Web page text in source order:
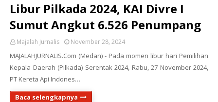
Libur Pilkada 2024, KAI Divre I
Sumut Angkut 6.526 Penumpang
Majalah Jurnalis November 28, 2024
MAJALAHJURNALIS.Com (Medan) - Pada momen libur hari Pemilihan
Kepala Daerah (Pilkada) Serentak 2024, Rabu, 27 November 2024,
PT Kereta Api Indones…
Baca selengkapnya